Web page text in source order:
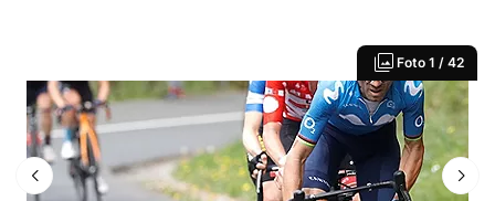
Baloncesto
Ciclismo
Foto 1 / 42